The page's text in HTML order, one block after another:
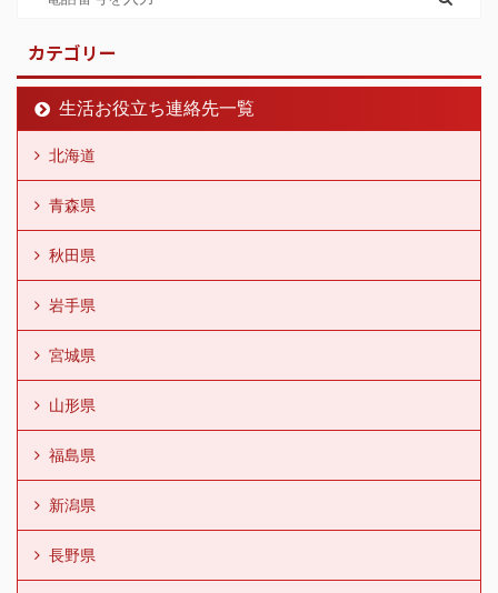
カテゴリー
生活お役立ち連絡先一覧
北海道
青森県
秋田県
岩手県
宮城県
山形県
福島県
新潟県
長野県